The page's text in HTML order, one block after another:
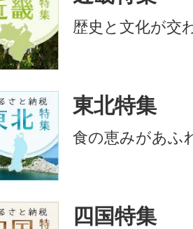
歴史と文化が交
東北特集
食の恵みがあふ
四国特集